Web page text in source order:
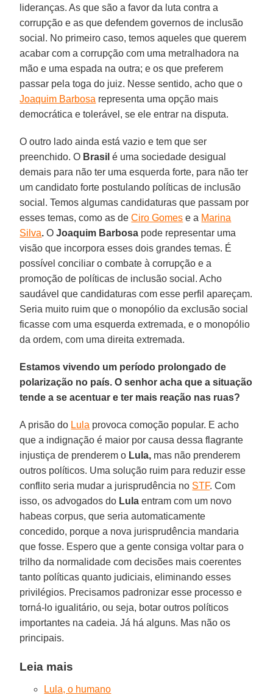
lideranças. As que são a favor da luta contra a
corrupção e as que defendem governos de inclusão
social. No primeiro caso, temos aqueles que querem
acabar com a corrupção com uma metralhadora na
mão e uma espada na outra; e os que preferem
passar pela toga do juiz. Nesse sentido, acho que o
Joaquim Barbosa representa uma opção mais
democrática e tolerável, se ele entrar na disputa.
O outro lado ainda está vazio e tem que ser
preenchido. O Brasil é uma sociedade desigual
demais para não ter uma esquerda forte, para não ter
um candidato forte postulando políticas de inclusão
social. Temos algumas candidaturas que passam por
esses temas, como as deCiro Gomes e a Marina
Silva.OJoaquim Barbosa pode representar uma
visão que incorpora esses dois grandes temas. É
possível conciliar o combate à corrupção e a
promoção de políticas de inclusão social. Acho
saudável que candidaturas com esse perfil apareçam.
Seria muito ruim que o monopólio da exclusão social
ficasse com uma esquerda extremada, e o monopólio
da ordem, com uma direita extremada.
Estamos vivendo um período prolongado de
polarização no país. O senhor acha que a situação
tende a se acentuar e ter mais reação nas ruas?
A prisão do Lula provoca comoção popular. E acho
que a indignação é maior por causa dessa flagrante
injustiça de prenderem o Lula, mas não prenderem
outros políticos. Uma solução ruim para reduzir esse
conflito seria mudar a jurisprudência no STF. Com
isso, os advogados do Lula entram com um novo
habeas corpus, que seria automaticamente
concedido, porque a nova jurisprudência mandaria
que fosse. Espero que a gente consiga voltar para o
trilho da normalidade com decisões mais coerentes
tanto políticas quanto judiciais, eliminando esses
privilégios. Precisamos padronizar esse processo e
torná-lo igualitário, ou seja, botar outros políticos
importantes na cadeia. Já há alguns. Mas não os
principais.
Leia mais
Lula, o humano